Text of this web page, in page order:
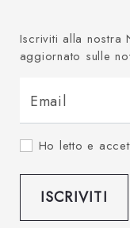
Iscriviti alla nostra
aggiornato sulle
Email
Ho letto e
ISCRIVITI